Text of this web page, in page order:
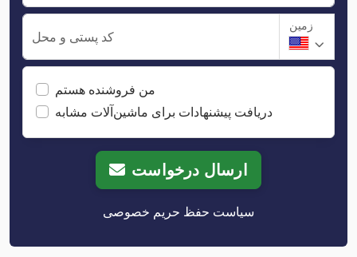
کد پستی و محل
زمین
من فروشنده هستم
دریافت پیشنهادات برای ماشین‌آلات مشابه
ارسال درخواست
سیاست حفظ حریم خصوصی